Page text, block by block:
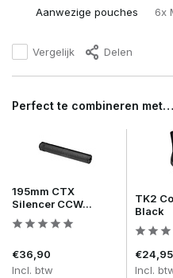
Aanwezige pouches 6x
Vergelijk Delen
Perfect te combineren met…
195mm CTX
Silencer CCW...
€36,90
Incl. btw
TK2
Black
€24,95
Incl.